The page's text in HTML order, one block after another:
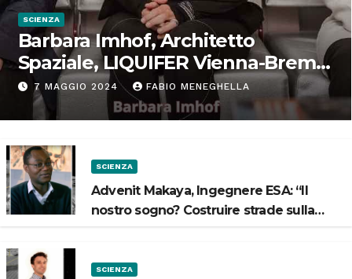
SCIENZA
Barbara Imhof, Architetto
Spaziale, LIQUIFER Vienna-Brema:
“Progettiamo habitat per lo
Spazio”
7 MAGGIO 2024 FABIO MENEGHELLA
SCIENZA
Advenit Makaya, Ingegnere ESA: “Il
nostro sogno? Costruire strade sulla
SCIENZA